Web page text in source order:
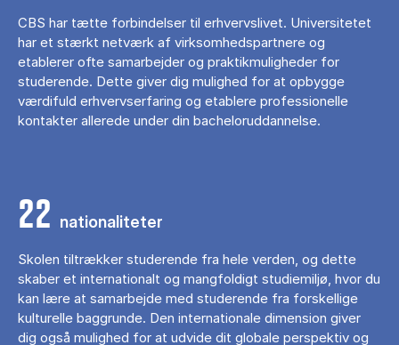
CBS har tætte forbindelser til erhvervslivet. Universitetet
har et stærkt netværk af virksomhedspartnere og
etablerer ofte samarbejder og praktikmuligheder for
studerende. Dette giver dig mulighed for at opbygge
værdifuld erhvervserfaring og etablere professionelle
kontakter allerede under din bacheloruddannelse.
22 nationaliteter
Skolen tiltrækker studerende fra hele verden, og dette
skaber et internationalt og mangfoldigt studiemiljø, hvor du
kan lære at samarbejde med studerende fra forskellige
kulturelle baggrunde. Den internationale dimension giver
dig også mulighed for at udvide dit globale perspektiv og